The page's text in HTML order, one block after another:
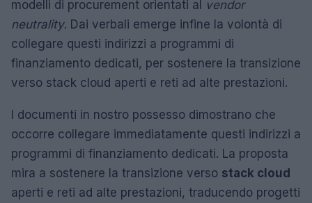
modelli di procurement orientati al vendor
neutrality. Dai verbali emerge infine la volontà di
collegare questi indirizzi a programmi di
finanziamento dedicati, per sostenere la transizione
verso stack cloud aperti e reti ad alte prestazioni.
I documenti in nostro possesso dimostrano che
occorre collegare immediatamente questi indirizzi a
programmi di finanziamento dedicati. La proposta
mira a sostenere la transizione verso stack cloud
aperti e reti ad alte prestazioni, traducendo progetti